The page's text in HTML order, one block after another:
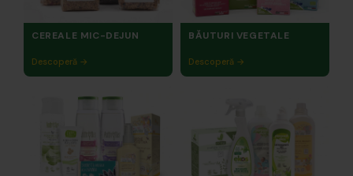
CEREALE MIC-DEJUN
Descoperă →
BĂUTURI VEGETALE
Descoperă →